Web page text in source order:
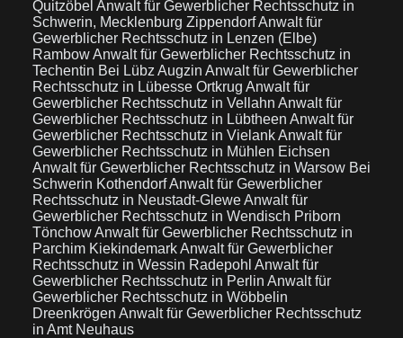
Quitzöbel Anwalt für Gewerblicher Rechtsschutz in
Schwerin, Mecklenburg ZippendorfAnwalt für
Gewerblicher Rechtsschutz in Lenzen (Elbe)
RambowAnwalt für Gewerblicher Rechtsschutz in
Techentin Bei Lübz Augzin Anwalt für Gewerblicher
Rechtsschutz in Lübesse Ortkrug Anwalt für
Gewerblicher Rechtsschutz in Vellahn Anwalt für
Gewerblicher Rechtsschutz in Lübtheen Anwalt für
Gewerblicher Rechtsschutz in VielankAnwalt für
Gewerblicher Rechtsschutz in Mühlen Eichsen
Anwalt für Gewerblicher Rechtsschutz in Warsow Bei
Schwerin KothendorfAnwalt für Gewerblicher
Rechtsschutz in Neustadt-GleweAnwalt für
Gewerblicher Rechtsschutz in Wendisch Priborn
TönchowAnwalt für Gewerblicher Rechtsschutz in
Parchim KiekindemarkAnwalt für Gewerblicher
Rechtsschutz in Wessin Radepohl Anwalt für
Gewerblicher Rechtsschutz in Perlin Anwalt für
Gewerblicher Rechtsschutz in Wöbbelin
Dreenkrögen Anwalt für Gewerblicher Rechtsschutz
in Amt Neuhaus